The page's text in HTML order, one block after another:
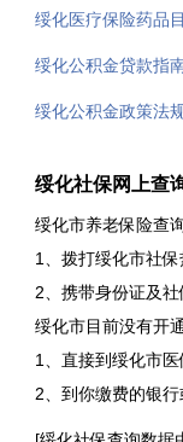
绥化医疗保险药品
绥化公积金贷款指
绥化公积金政策法
绥化社保网上查
绥化市养老保险查
1、拨打绥化市社
2、携带身份证及社
绥化市目前没有开
1、直接到绥化市
2、到你缴费的银